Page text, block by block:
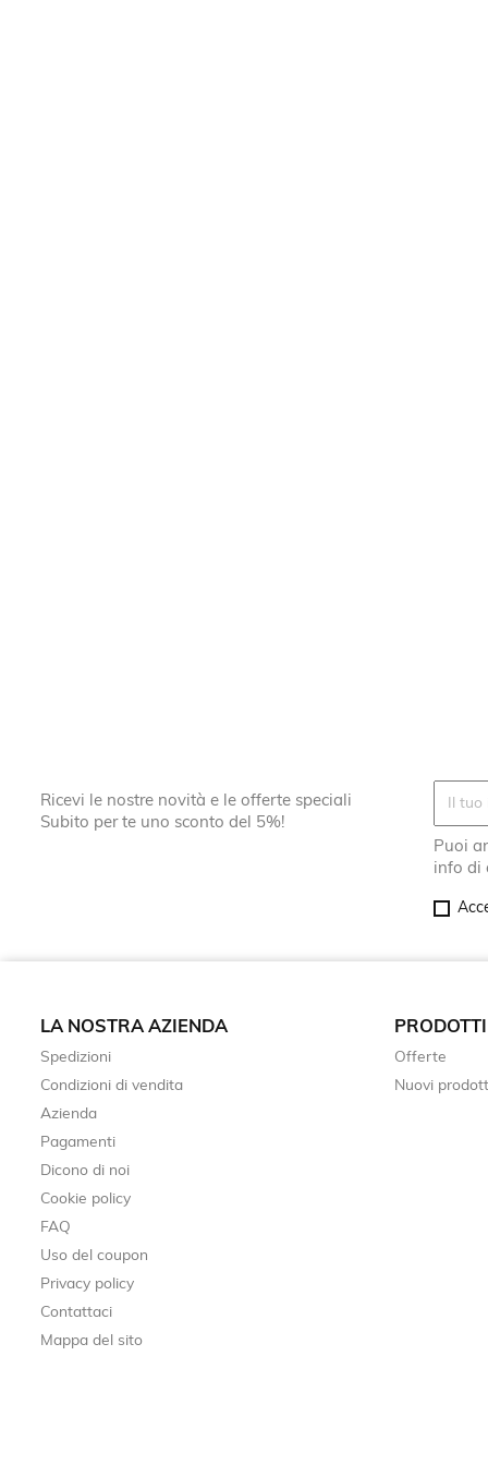
Ricevi le nostre novità e le offerte speciali
Subito per te uno sconto del 5%!
Puoi
info di
LA NOSTRA AZIENDA
Spedizioni
Condizioni di vendita
Azienda
Pagamenti
Dicono di noi
Cookie policy
FAQ
Uso del coupon
Privacy policy
Contattaci
Mappa del sito
PRODOTTI
Offerte
Nuovi